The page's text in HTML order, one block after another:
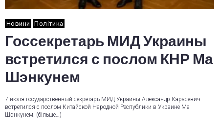
Новини Політика
Госсекретарь МИД Украины
встретился с послом КНР Ма
Шэнкунем
7 июля государственный секретарь МИД Украины Александр Карасевич
встретился с послом Китайской Народной Республики в Украине Ма
Шэнкунем. (більше…)